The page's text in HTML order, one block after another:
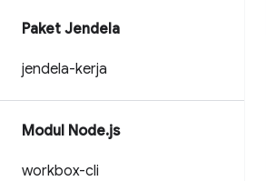
Paket Jendela
jendela-kerja
Modul Node.js
workbox-cli